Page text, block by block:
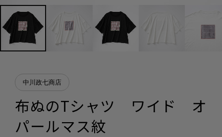
中川政七商店
布ぬのTシャツ ワイド オ
パールマス紋